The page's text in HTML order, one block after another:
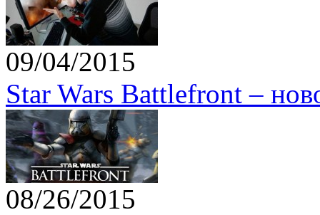
09/04/2015
Star Wars Battlefront –
08/26/2015